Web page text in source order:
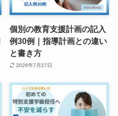
個別の教育支援計画の記入
例30例｜指導計画との違い
と書き方
2026年7月27日